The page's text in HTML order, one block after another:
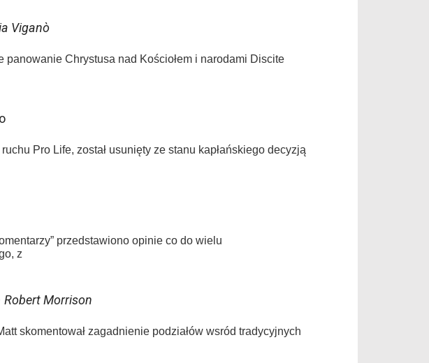
Viganò
Chrystusa nad Kościołem i narodami Discite
Pro Life, został usunięty ze stanu kapłańskiego decyzją
przedstawiono opinie co do wielu
z
Robert Morrison
skomentował zagadnienie podziałów wsród tradycyjnych